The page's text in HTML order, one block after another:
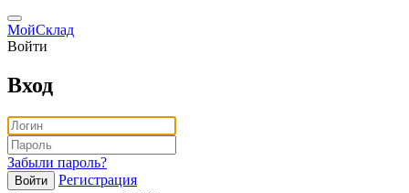
МойСклад
Войти
Вход
Забыли пароль?
Войти
Регистрация